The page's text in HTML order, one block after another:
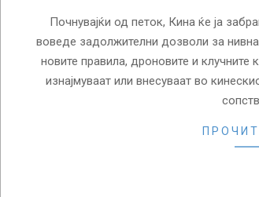
Почнувајќи од петок, Кина ќе ја
воведе задолжителни дозволи за
новите правила, дроновите и
изнајмуваат или внесуваат во